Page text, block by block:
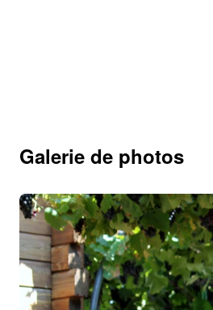
Galerie de photos